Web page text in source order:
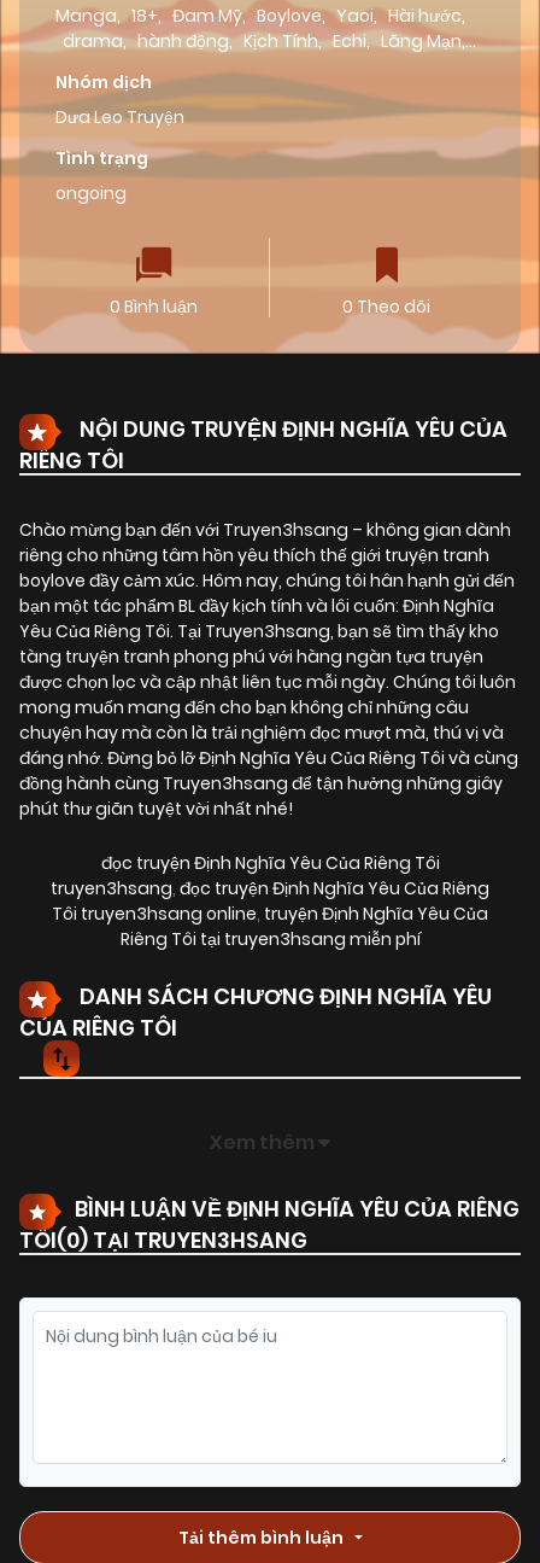
Manga, 18+, Đam Mỹ, Boylove, Yaoi, Hài hước,
drama, hành động, Kịch Tính, Echi, Lãng Mạn,
Nhóm dịch
Dưa Leo Truyện
Tình trạng
ongoing
0 Bình luận 0 Theo dõi
NỘI DUNG TRUYỆN ĐỊNH NGHĨA YÊU CỦA
RIÊNG TÔI
Chào mừng bạn đến với Truyen3hsang – không gian dành
riêng cho những tâm hồn yêu thích thế giới truyện tranh
boylove đầy cảm xúc. Hôm nay, chúng tôi hân hạnh gửi đến
bạn một tác phẩm BL đầy kịch tính và lôi cuốn: Định Nghĩa
Yêu Của Riêng Tôi. Tại Truyen3hsang, bạn sẽ tìm thấy kho
tàng truyện tranh phong phú với hàng ngàn tựa truyện
được chọn lọc và cập nhật liên tục mỗi ngày. Chúng tôi luôn
mong muốn mang đến cho bạn không chỉ những câu
chuyện hay mà còn là trải nghiệm đọc mượt mà, thú vị và
đáng nhớ. Đừng bỏ lỡ Định Nghĩa Yêu Của Riêng Tôi và cùng
đồng hành cùng Truyen3hsang để tận hưởng những giây
phút thư giãn tuyệt vời nhất nhé!
đọc truyện Định Nghĩa Yêu Của Riêng Tôi
truyen3hsang, đọc truyện Định Nghĩa Yêu Của Riêng
Tôi truyen3hsang online, truyện Định Nghĩa Yêu Của
Riêng Tôi tại truyen3hsang miễn phí
DANH SÁCH CHƯƠNG ĐỊNH NGHĨA YÊU
CỦA RIÊNG TÔI
Xem thêm
BÌNH LUẬN VỀ ĐỊNH NGHĨA YÊU CỦA RIÊNG
TÔI(0) TẠI TRUYEN3HSANG
Tải thêm bình luận